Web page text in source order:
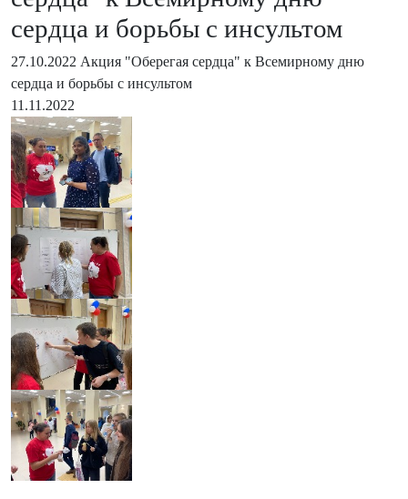
сердца и борьбы с инсультом
27.10.2022 Акция "Оберегая сердца" к Всемирному дню
сердца и борьбы с инсультом
11.11.2022